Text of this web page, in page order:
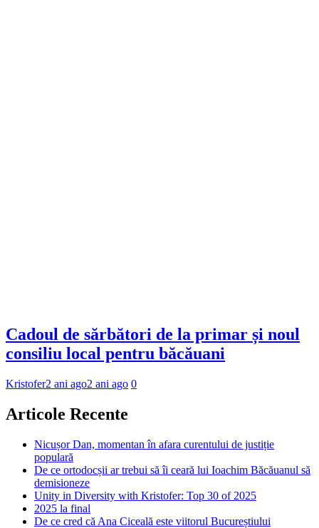
Cadoul de sărbători de la primar și noul
consiliu local pentru băcăuani
Kristofer2 ani ago2 ani ago 0
Articole Recente
Nicușor Dan, momentan în afara curentului de justiție
populară
De ce ortodocșii ar trebui să îi ceară lui Ioachim Băcăuanul să
demisioneze
Unity in Diversity with Kristofer: Top 30 of 2025
2025 la final
De ce cred că Ana Ciceală este viitorul Bucureștiului